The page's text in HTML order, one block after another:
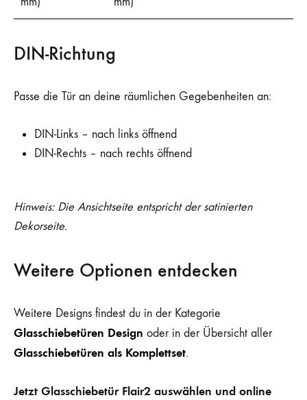
DIN-Richtung
Passe die Tür an deine räumlichen Gegebenheiten an:
DIN-Links – nach links öffnend
DIN-Rechts – nach rechts öffnend
Hinweis: Die Ansichtseite entspricht der satinierten
Dekorseite.
Weitere Optionen entdecken
Weitere Designs findest du in der Kategorie
Glasschiebetüren Design oder in der Übersicht aller
Glasschiebetüren als Komplettset.
Jetzt Glasschiebetür Flair2 auswählen und online